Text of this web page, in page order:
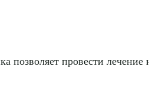
позволяет провести